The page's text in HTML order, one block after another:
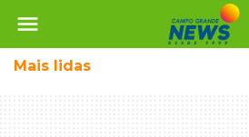
menu
Mais lidas